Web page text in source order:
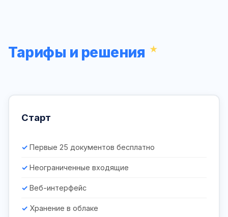
Тарифы и решения
Старт
Первые 25 документов бесплатно
Неограниченные входящие
Веб-интерфейс
Хранение в облаке